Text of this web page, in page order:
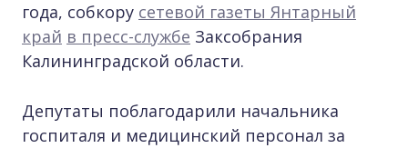
года, собкору сетевой газеты Янтарный
край в пресс-службе Заксобрания
Калининградской области.
Депутаты поблагодарили начальника
госпиталя и медицинский персонал за